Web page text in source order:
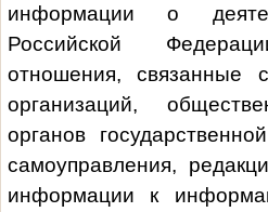
информации о
Российской
отношения, связанные
организаций,
органов
самоуправления,
информации к